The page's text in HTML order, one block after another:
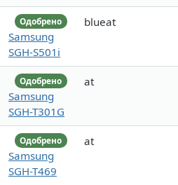
Одобрено
Samsung
SGH-S501i
blueat
Одобрено
Samsung
SGH-T301G
at
Одобрено
Samsung
SGH-T469
at